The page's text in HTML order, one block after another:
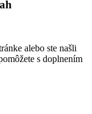
alebo ste našli
s doplnením